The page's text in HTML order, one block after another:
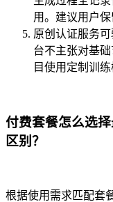
用。建议用户保
原创认证服务
台不主张对基
目使用定制训练
付费套餐怎么选
区别？
根据使用需求匹配套